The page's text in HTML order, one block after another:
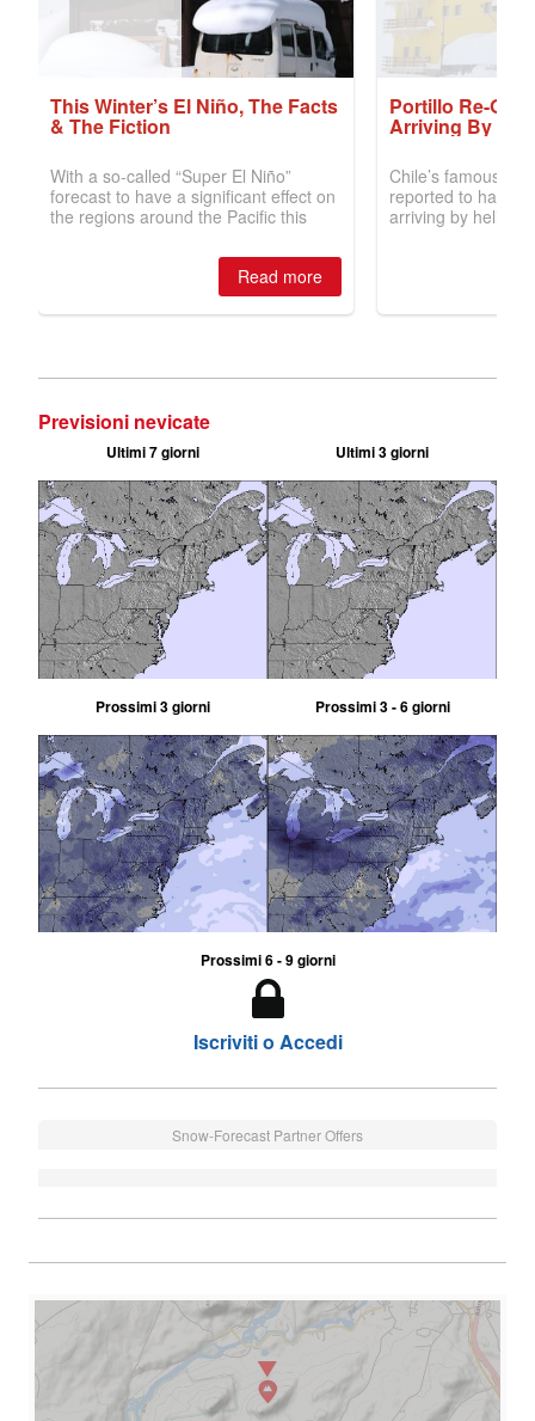
Previsioni nevicate
Ultimi 7 giorni Ultimi 3 giorni
Prossimi 3 giorni Prossimi 3 - 6 giorni
Prossimi 6 - 9 giorni
Iscriviti o Accedi
Snow-Forecast Partner Offers